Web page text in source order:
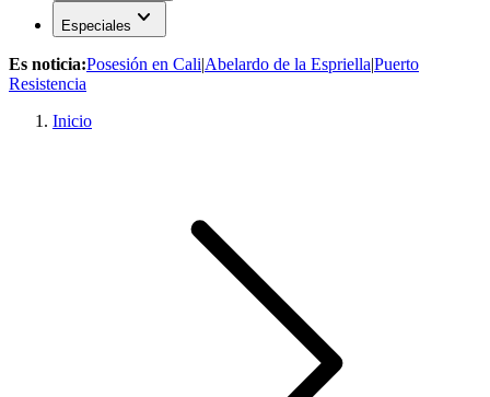
Especiales expand_more
Es noticia:Posesión en Cali|Abelardo de la Espriella|Puerto
Resistencia
Inicio